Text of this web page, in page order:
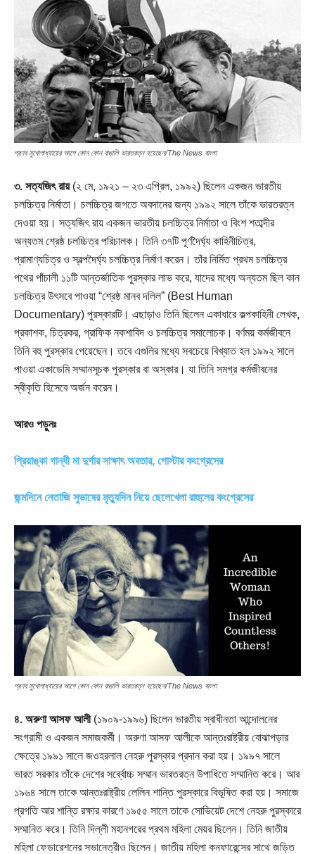
প্রণব মুখোপাধ্যায়ের আগে কোন কোন বাঙালি ভারতরত্ন হয়েছেন/The News বাংলা
৩. সত্যজিৎ রায় (২ মে, ১৯২১ – ২৩ এপ্রিল, ১৯৯২) ছিলেন একজন ভারতীয়
চলচ্চিত্র নির্মাতা। চলচ্চিত্র জগতে অবদানের জন্য ১৯৯২ সালে তাঁকে ভারতরত্ন
দেওয়া হয়। সত্যজিৎ রায় একজন ভারতীয় চলচ্চিত্র নির্মাতা ও বিংশ শতাব্দীর
অন্যতম শ্রেষ্ঠ চলচ্চিত্র পরিচালক। তিনি ৩৭টি পূর্ণদৈর্ঘ্য কাহিনীচিত্র,
প্রামাণ্যচিত্র ও স্বল্পদৈর্ঘ্য চলচ্চিত্র নির্মাণ করেন। তাঁর নির্মিত প্রথম চলচ্চিত্র
পথের পাঁচালী ১১টি আন্তর্জাতিক পুরস্কার লাভ করে, যাদের মধ্যে অন্যতম ছিল কান
চলচ্চিত্র উৎসবে পাওয়া “শ্রেষ্ঠ মানব দলিল” (Best Human
Documentary) পুরস্কারটি। এছাড়াও তিনি ছিলেন একাধারে কল্পকাহিনী লেখক,
প্রকাশক, চিত্রকর, গ্রাফিক নকশাবিদ ও চলচ্চিত্র সমালোচক। বর্ণময় কর্মজীবনে
তিনি বহু পুরস্কার পেয়েছেন। তবে এগুলির মধ্যে সবচেয়ে বিখ্যাত হল ১৯৯২ সালে
পাওয়া একাডেমি সম্মানসূচক পুরস্কার বা অস্কার। যা তিনি সমগ্র কর্মজীবনের
স্বীকৃতি হিসেবে অর্জন করেন।
আরও পড়ুনঃ
প্রিয়াঙ্কা গান্ধী মা দুর্গার সাক্ষাৎ অবতার, পোস্টার কংগ্রেসের
জন্মদিনে নেতাজি সুভাষের মৃত্যুদিন নিয়ে ছেলেখেলা রাহুলের কংগ্রেসের
প্রণব মুখোপাধ্যায়ের আগে কোন কোন বাঙালি ভারতরত্ন হয়েছেন/The News বাংলা
৪. অরুণা আসফ আলী (১৯০৯-১৯৯৬) ছিলেন ভারতীয় স্বাধীনতা আন্দোলনের
সংগ্রামী ও একজন সমাজকর্মী। অরুণা আসফ আলীকে আন্তঃরাষ্ট্রীয় বোঝাপড়ার
ক্ষেত্রে ১৯৯১ সালে জওহরলাল নেহরু পুরস্কার প্রদান করা হয়। ১৯৯৭ সালে
ভারত সরকার তাঁকে দেশের সর্ব্বোচ্চ সম্মান ভারতরত্ন উপাধিতে সম্মানিত করে। আর
১৯৬৪ সালে তাকে আন্তঃরাষ্ট্রীয় লেলিন শান্তি পুরস্কারে বিভূষিত করা হয়। সমাজে
প্রগতি আর শান্তি রক্ষার কারণে ১৯৫৫ সালে তাকে সোভিয়েট দেশে নেহরু পুরস্কারে
সম্মানিত করে। তিনি দিল্লী মহানগরের প্রথম মহিলা মেয়র ছিলেন। তিনি জাতীয়
মহিলা ফেডারেশনের সভানেত্রীও ছিলেন। জাতীয় মহিলা কনফারেন্সের সাথে জড়িত